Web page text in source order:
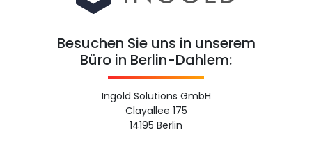
Besuchen Sie uns in unserem
Büro in Berlin-Dahlem:
Ingold Solutions GmbH
Clayallee 175
14195 Berlin